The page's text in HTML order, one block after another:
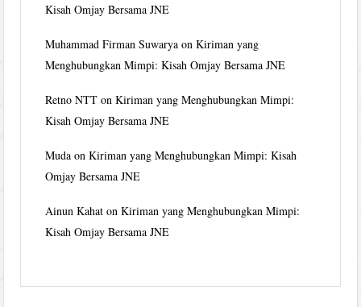
Kisah Omjay Bersama JNE
Muhammad Firman Suwarya onKiriman yang
Menghubungkan Mimpi: Kisah Omjay Bersama JNE
Retno NTT onKiriman yang Menghubungkan Mimpi:
Kisah Omjay Bersama JNE
Muda onKiriman yang Menghubungkan Mimpi: Kisah
Omjay Bersama JNE
Ainun Kahat onKiriman yang Menghubungkan Mimpi:
Kisah Omjay Bersama JNE